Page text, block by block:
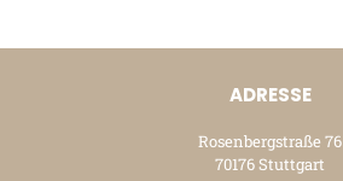
ADRESSE
Rosenbergstraße 76
70176 Stuttgart